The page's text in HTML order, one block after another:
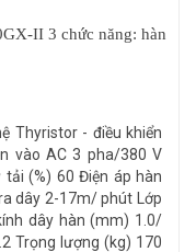
II 3 chức năng: hàn
Thyristor - điều khiển
vào AC 3 pha/380 V
(%) 60 Điện áp hàn
dây 2-17m/ phút Lớp
dây hàn (mm) 1.0/
Trọng lượng (kg) 170